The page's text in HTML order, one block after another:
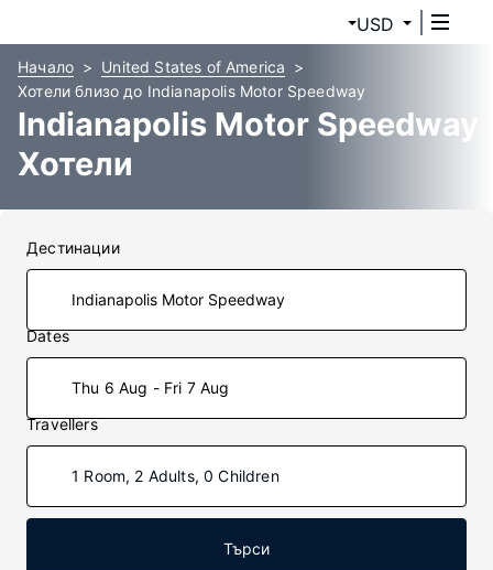
USD
Начало
United States of America
Хотели близо до Indianapolis Motor Speedway
Indianapolis Motor Speedway
Хотели
Дестинации
Dates
Thu 6 Aug - Fri 7 Aug
Travellers
1 Room, 2 Adults, 0 Children
Търси